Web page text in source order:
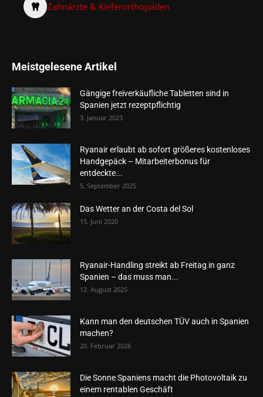
Zahnärzte & Kieferorthopäden
Meistgelesene Artikel
Gängige freiverkäufliche Tabletten sind in
Spanien jetzt rezeptpflichtig
3. Januar 2023
Ryanair erlaubt ab sofort größeres kostenloses
Handgepäck – Mitarbeiterbonus für
entdeckte...
5. September 2025
Das Wetter an der Costa del Sol
15. Juni 2020
Ryanair-Handling streikt ab Freitag in ganz
Spanien – das muss man...
12. August 2025
Kann man den deutschen TÜV auch in Spanien
machen?
20. Februar 2026
Die Sonne Spaniens macht die Photovoltaik zu
einem rentablen Geschäft